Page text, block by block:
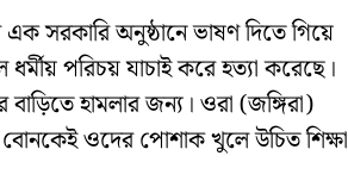
সরকারি অনুষ্ঠানে ভাষণ দিতে গিয়ে
পরিচয় যাচাই করে হত্যা করেছে।
হামলার জন্য। ওরা (জঙ্গিরা)
ওদের পোশাক খুলে উচিত শিক্ষা